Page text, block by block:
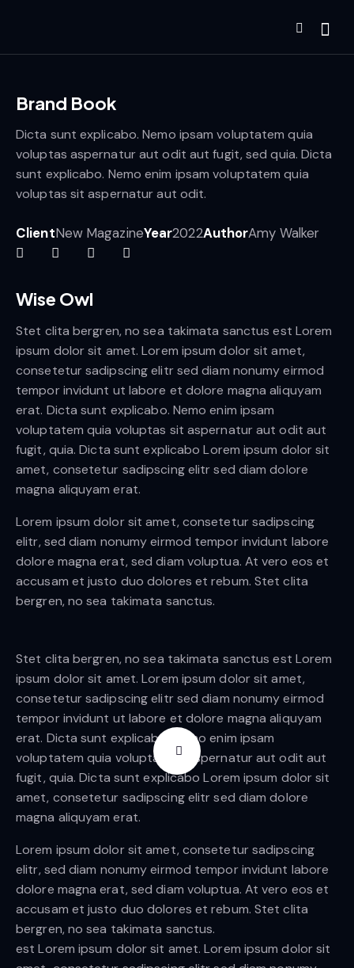
Wise Owl
Stet clita bergren, no sea takimata sanctus est Lorem
ipsum dolor sit amet. Lorem ipsum dolor sit amet,
consetetur sadipscing elitr sed diam nonumy eirmod
tempor invidunt ut labore et dolore magna aliquyam
erat. Dicta sunt explicabo. Nemo enim ipsam
voluptatem quia voluptas sit aspernatur aut odit aut
fugit, quia. Dicta sunt explicabo Lorem ipsum dolor sit
amet, consetetur sadipscing elitr sed diam dolore
magna aliquyam erat.
Lorem ipsum dolor sit amet, consetetur sadipscing
elitr, sed diam nonumy eirmod tempor invidunt labore
dolore magna erat, sed diam voluptua. At vero eos et
accusam et justo duo dolores et rebum. Stet clita
bergren, no sea takimata sanctus.
Stet clita bergren, no sea takimata sanctus est Lorem
ipsum dolor sit amet. Lorem ipsum dolor sit amet,
consetetur sadipscing elitr sed diam nonumy eirmod
tempor invidunt ut labore et dolore magna aliquyam
erat. Dicta sunt explicabo. Nemo enim ipsam
voluptatem quia voluptas sit aspernatur aut odit aut
fugit, quia. Dicta sunt explicabo Lorem ipsum dolor sit
amet, consetetur sadipscing elitr sed diam dolore
magna aliquyam erat.
Lorem ipsum dolor sit amet, consetetur sadipscing
elitr, sed diam nonumy eirmod tempor invidunt labore
dolore magna erat, sed diam voluptua. At vero eos et
accusam et justo duo dolores et rebum. Stet clita
bergren, no sea takimata sanctus.
est Lorem ipsum dolor sit amet. Lorem ipsum dolor sit
Brand Book
Dicta sunt explicabo. Nemo ipsam voluptatem quia
voluptas aspernatur aut odit aut fugit, sed quia. Dicta
sunt explicabo. Nemo enim ipsam voluptatem quia
voluptas sit aspernatur aut odit.
ClientNew MagazineYear2022AuthorAmy Walker